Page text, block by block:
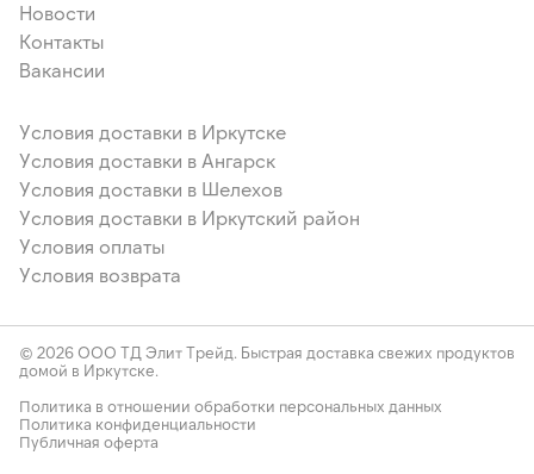
Новости
Контакты
Вакансии
Условия доставки в Иркутске
Условия доставки в Ангарск
Условия доставки в Шелехов
Условия доставки в Иркутский район
Условия оплаты
Условия возврата
© 2026 ООО ТД Элит Трейд. Быстрая доставка свежих продуктов
домой в Иркутске.
Политика в отношении обработки персональных данных
Политика конфиденциальности
Публичная оферта